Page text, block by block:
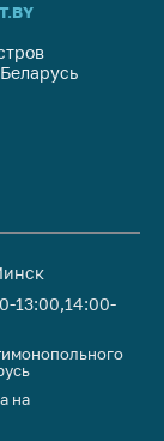
13:00,14:00-
на